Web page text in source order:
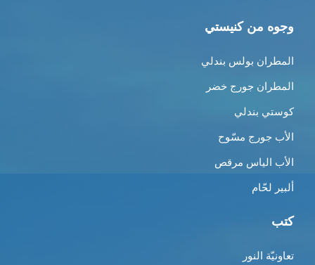
وجوه من كنيستي
المطران بولس بندلي
المطران جورج خضر
كوستي بندلي
الأب جورج مسّوح
الأب الياس مرقص
ألبير لحّام
كتب
تعاونيّة النور